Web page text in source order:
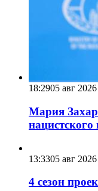
18:2905 авг 2026
Мария
13:3305 авг 2026
4 сезон